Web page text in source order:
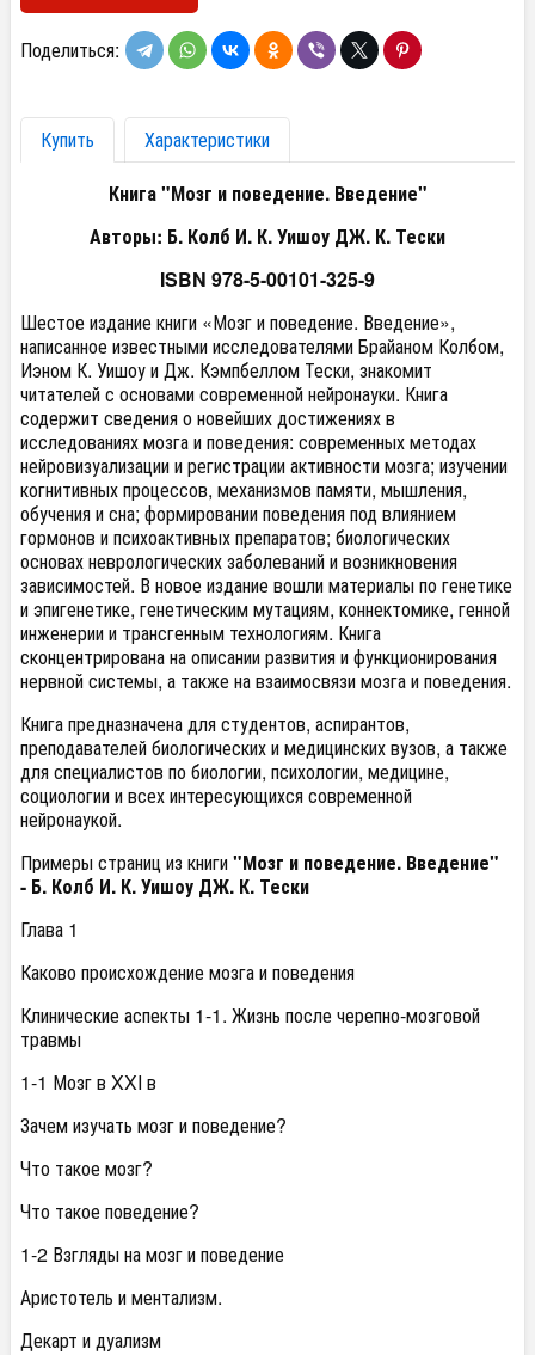
Поделиться:
Купить
Характеристики
Книга "Мозг и поведение. Введение"
Авторы: Б. Колб И. К. Уишоу ДЖ. К. Тески
ISBN 978-5-00101-325-9
Шестое издание книги «Мозг и поведение. Введение»,
написанное известными исследователями Брайаном Колбом,
Иэном К. Уишоу и Дж. Кэмпбеллом Тески, знакомит
читателей с основами современной нейронауки. Книга
содержит сведения о новейших достижениях в
исследованиях мозга и поведения: современных методах
нейровизуализации и регистрации активности мозга; изучении
когнитивных процессов, механизмов памяти, мышления,
обучения и сна; формировании поведения под влиянием
гормонов и психоактивных препаратов; биологических
основах неврологических заболеваний и возникновения
зависимостей. В новое издание вошли материалы по генетике
и эпигенетике, генетическим мутациям, коннектомике, генной
инженерии и трансгенным технологиям. Книга
сконцентрирована на описании развития и функционирования
нервной системы, а также на взаимосвязи мозга и поведения.
Книга предназначена для студентов, аспирантов,
преподавателей биологических и медицинских вузов, а также
для специалистов по биологии, психологии, медицине,
социологии и всех интересующихся современной
нейронаукой.
Примеры страниц из книги"Мозг и поведение. Введение"
- Б. Колб И. К. Уишоу ДЖ. К. Тески
Глава 1
Каково происхождение мозга и поведения
Клинические аспекты 1-1. Жизнь после черепно-мозговой
травмы
1-1 Мозг в XXI в
Зачем изучать мозг и поведение?
Что такое мозг?
Что такое поведение?
1-2 Взгляды на мозг и поведение
Аристотель и ментализм.
Декарт и дуализм